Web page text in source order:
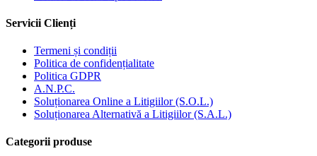
Servicii Clienți
Termeni și condiții
Politica de confidențialitate
Politica GDPR
A.N.P.C.
Soluționarea Online a Litigiilor (S.O.L.)
Soluționarea Alternativă a Litigiilor (S.A.L.)
Categorii produse